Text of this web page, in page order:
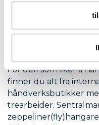
For den som liker å
finner du alt fra
håndverksbutikker
trearbeider.